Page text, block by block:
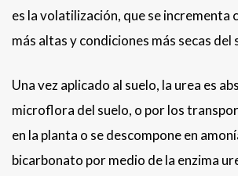
es la volatilización, que se incrementa
más altas y condiciones más secas del
Una vez aplicado al suelo, la urea es
microflora del suelo, o por los
en la planta o se descompone en
bicarbonato por medio de la enzima